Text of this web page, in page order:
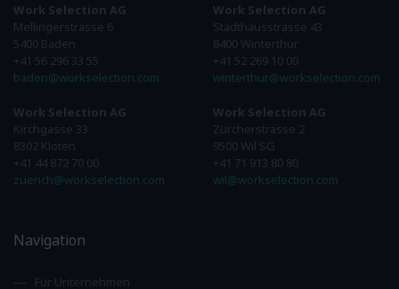
Work Selection AG
Mellingerstrasse 6
5400 Baden
+41 56 296 33 55
baden@workselection.com
Work Selection AG
Kirchgasse 33
8302 Kloten
+41 44 872 70 00
zuerich@workselection.com
Work Selection AG
Stadthausstrasse 43
8400 Winterthur
+41 52 269 10 00
winterthur@workselection.com
Work Selection AG
Zürcherstrasse 2
9500 Wil SG
+41 71 913 80 80
wil@workselection.com
Navigation
Für Unternehmen